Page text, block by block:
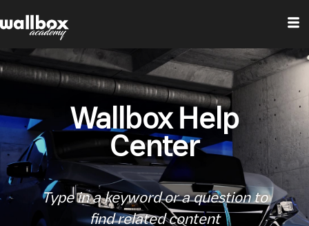
Wallbox Help
Center
Type in a keyword or a question to
find related content